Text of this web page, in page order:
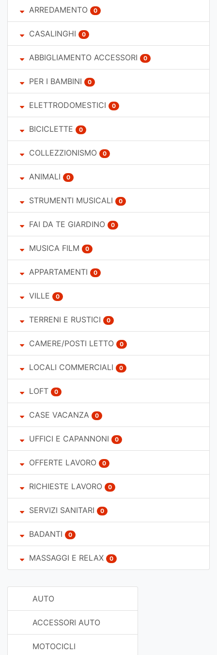
ARREDAMENTO 0
CASALINGHI 0
ABBIGLIAMENTO ACCESSORI 0
PER I BAMBINI 0
ELETTRODOMESTICI 0
BICICLETTE 0
COLLEZZIONISMO 0
ANIMALI 0
STRUMENTI MUSICALI 0
FAI DA TE GIARDINO 0
MUSICA FILM 0
APPARTAMENTI 0
VILLE 0
TERRENI E RUSTICI 0
CAMERE/POSTI LETTO 0
LOCALI COMMERCIALI 0
LOFT 0
CASE VACANZA 0
UFFICI E CAPANNONI 0
OFFERTE LAVORO 0
RICHIESTE LAVORO 0
SERVIZI SANITARI 0
BADANTI 0
MASSAGGI E RELAX 0
AUTO
ACCESSORI AUTO
MOTOCICLI